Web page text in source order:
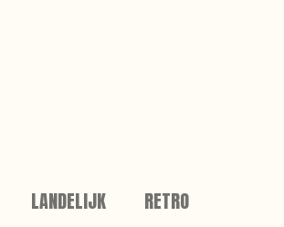
LANDELIJK
RETRO